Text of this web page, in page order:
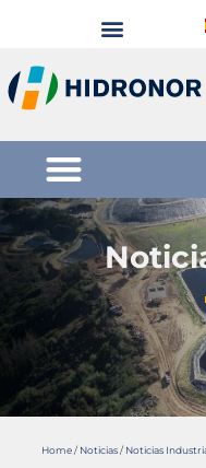
Home/ Noticias/ Noticias